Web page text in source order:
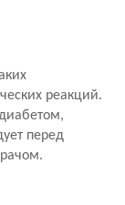
реакций.
перед